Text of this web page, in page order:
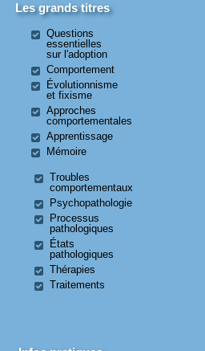
Les grands titres
Questions
essentielles
sur l'adoption
Comportement
Évolutionnisme
et fixisme
Approches
comportementales
Apprentissage
Mémoire
Troubles
comportementaux
Psychopathologie
Processus
pathologiques
États
pathologiques
Thérapies
Traitements